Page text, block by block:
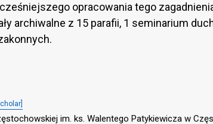
opracowania tego
archiwalne z 15 parafii, 1 seminarium
im. ks. Walentego Patykiewicza w